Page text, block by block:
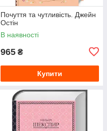
Почуття та чутливість. Джейн
Остін
В наявності
965 ₴
Купити